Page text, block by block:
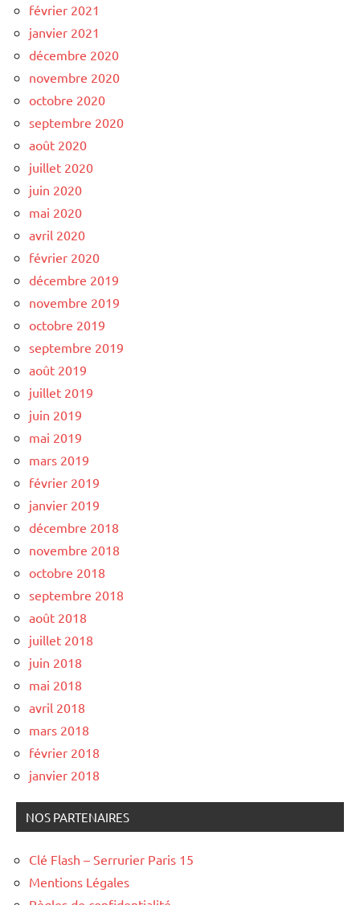
février 2021
janvier 2021
décembre 2020
novembre 2020
octobre 2020
septembre 2020
août 2020
juillet 2020
juin 2020
mai 2020
avril 2020
février 2020
décembre 2019
novembre 2019
octobre 2019
septembre 2019
août 2019
juillet 2019
juin 2019
mai 2019
mars 2019
février 2019
janvier 2019
décembre 2018
novembre 2018
octobre 2018
septembre 2018
août 2018
juillet 2018
juin 2018
mai 2018
avril 2018
mars 2018
février 2018
janvier 2018
NOS PARTENAIRES
Clé Flash – Serrurier Paris 15
Mentions Légales